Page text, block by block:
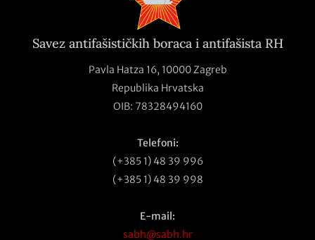
Savez antifašističkih boraca i antifašista RH
Pavla Hatza 16, 10000 Zagreb
Republika Hrvatska
OIB: 78328494160
Telefoni:
(+385 1) 48 39 996
(+385 1) 48 39 998
E-mail:
sabh@sabh.hr